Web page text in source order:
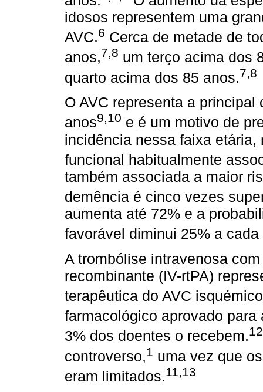
idosos representem uma
AVC.6 Cerca de metade de
anos,7,8 um terço acima dos
quarto acima dos 85 anos.7,8
O AVC representa a
anos9,10 e é um motivo de
incidência nessa faixa
funcional habitualmente
também associada a maior
demência é cinco vezes
aumenta até 72% e a
favorável diminui 25% a
A trombólise intravenosa
recombinante (IV-rtPA)
terapêutica do AVC
farmacológico aprovado
3% dos doentes o recebem.12
controverso,1 uma vez que
eram limitados.11,13